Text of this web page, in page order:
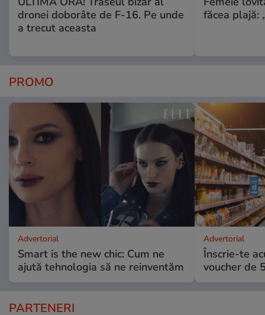
dronei doborâte de F-16. Pe unde
a trecut aceasta
făcea plajă:
PROMO
Advertorial
Smart is the new chic: Cum ne
ajută tehnologia să ne reinventăm
Advertorial
Înscrie-te
voucher de
PARTENERI